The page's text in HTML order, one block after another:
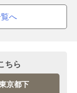
へ
ちら
京都下